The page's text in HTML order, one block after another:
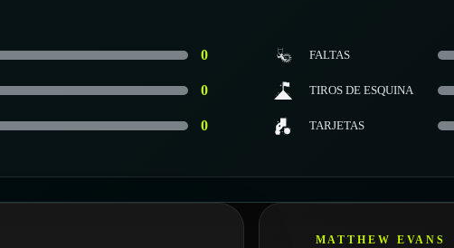
0 FALTAS
0 TIROS DE ESQUINA
0 TARJETAS
MATTHEW EVANS